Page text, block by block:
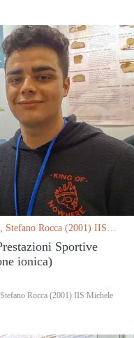
Rocca (2001) IIS
Sportive
ionica)
Rocca (2001) IIS Michele